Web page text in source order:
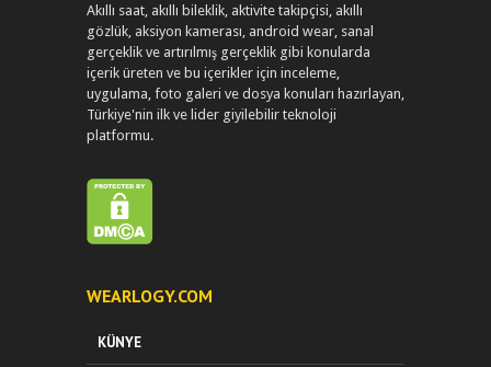
Akıllı saat, akıllı bileklik, aktivite takipçisi, akıllı
gözlük, aksiyon kamerası, android wear, sanal
gerçeklik ve artırılmış gerçeklik gibi konularda
içerik üreten ve bu içerikler için inceleme,
uygulama, foto galeri ve dosya konuları hazırlayan,
Türkiye'nin ilk ve lider giyilebilir teknoloji
platformu.
WEARLOGY.COM
KÜNYE